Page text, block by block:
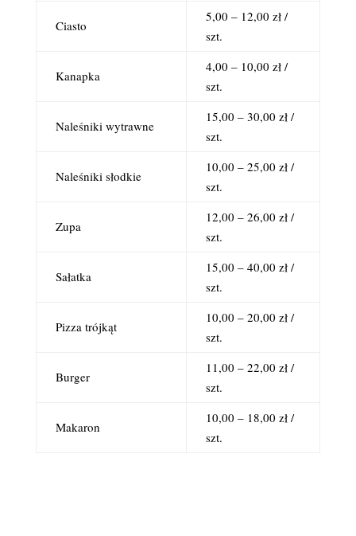
Ciasto
5,00 – 12,00 zł /
szt.
Kanapka
4,00 – 10,00 zł /
szt.
Naleśniki wytrawne
15,00 – 30,00 zł /
szt.
Naleśniki słodkie
10,00 – 25,00 zł /
szt.
Zupa
12,00 – 26,00 zł /
szt.
Sałatka
15,00 – 40,00 zł /
szt.
Pizza trójkąt
10,00 – 20,00 zł /
szt.
Burger
11,00 – 22,00 zł /
szt.
Makaron
10,00 – 18,00 zł /
szt.